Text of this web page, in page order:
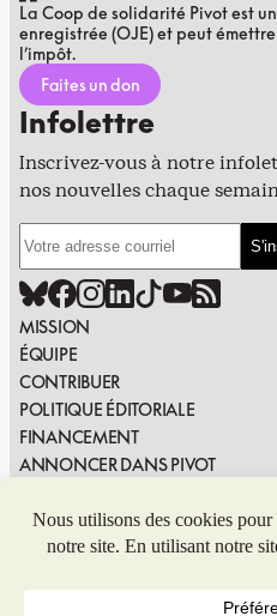
La Coop de solidarité Pivot est
enregistrée (OJE) et peut
l’impôt.
Faites un don
Infolettre
Inscrivez-vous à notre
nos nouvelles chaque
MISSION
ÉQUIPE
CONTRIBUER
POLITIQUE ÉDITORIALE
FINANCEMENT
ANNONCER DANS PIVOT
SIGNALER UNE ERREUR
NOUS JOINDRE